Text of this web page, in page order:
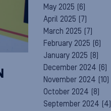
May 2025 (6)
April 2025 (7)
March 2025 (7)
February 2025 (6)
January 2025 (8)
December 2024 (6)
November 2024 (10)
October 2024 (8)
September 2024 (4)